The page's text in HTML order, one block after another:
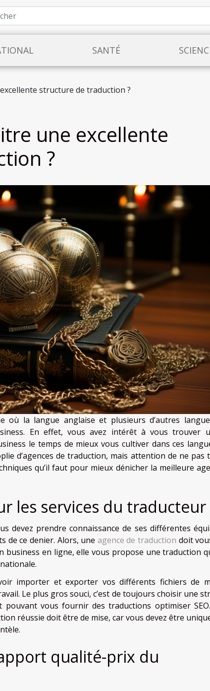
SANTÉ
structure de traduction ?
une excellente
?
où la langue anglaise et plusieurs d’autres
En effet, vous avez intérêt à vous trouver
le temps de mieux vous cultiver dans ces
d’agences de traduction, mais attention de ne pas
qu’il faut pour mieux dénicher la meilleure
les services du traducteur
devez prendre connaissance de ses différentes
de ce denier. Alors, une agence de traduction doit
en ligne, elle vous propose une traduction
importer et exporter vos différents fichiers de
Le plus gros souci, c’est de toujours choisir une
pouvant vous fournir des traductions optimiser
réussie doit être de mise, car vous devez être
qualité-prix du